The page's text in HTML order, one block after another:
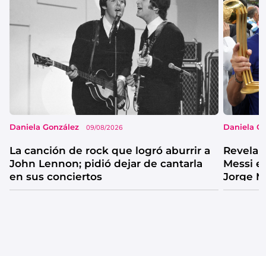
Daniela González 09/08/2026
La canción de rock que logró aburrir a
John Lennon; pidió dejar de cantarla
en sus conciertos
Daniela
Messi
Jorge